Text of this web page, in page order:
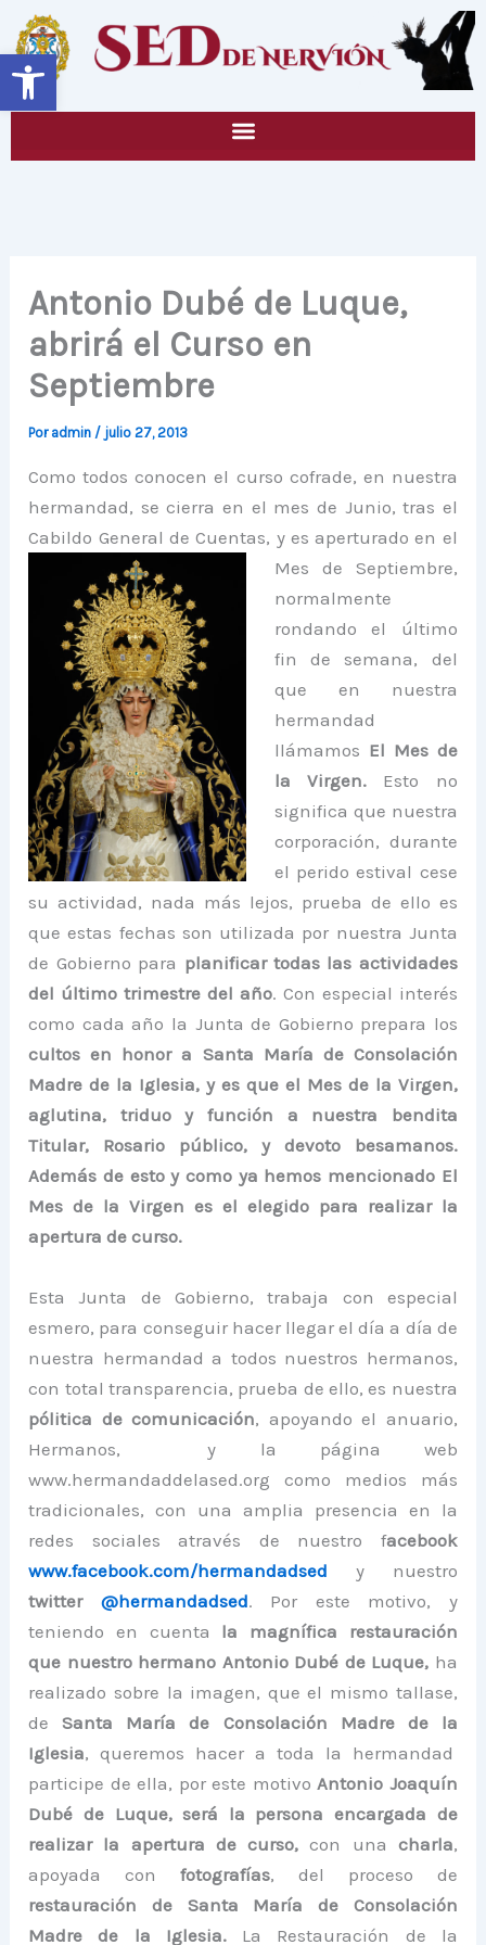
Abrir barra de herramientas
contenido
Antonio Dubé de Luque,
abrirá el Curso en
Septiembre
Por admin / julio 27, 2013
Como todos conocen el curso cofrade, en nuestra
hermandad, se cierra en el mes de Junio, tras el
Cabildo General de Cuentas, y es aperturado en el
Mes de Septiembre,
normalmente
rondando el último
fin de semana, del
que en nuestra
hermandad
llámamos El Mes de
la Virgen. Esto no
significa que nuestra
corporación, durante
el perido estival cese
su actividad, nada más lejos, prueba de ello es
que estas fechas son utilizada por nuestra Junta
de Gobierno para planificar todas las actividades
del último trimestre del año. Con especial interés
como cada año la Junta de Gobierno prepara los
cultos en honor a Santa María de Consolación
Madre de la Iglesia, y es que el Mes de la Virgen,
aglutina, triduo y función a nuestra bendita
Titular, Rosario público, y devoto besamanos.
Además de esto y como ya hemos mencionado El
Mes de la Virgen es el elegido para realizar la
apertura de curso.
Esta Junta de Gobierno, trabaja con especial
esmero, para conseguir hacer llegar el día a día de
nuestra hermandad a todos nuestros hermanos,
con total transparencia, prueba de ello, es nuestra
pólitica de comunicación, apoyando el anuario,
Hermanos, y la página web
www.hermandaddelased.org como medios más
tradicionales, con una amplia presencia en la
redes sociales através de nuestro facebook
www.facebook.com/hermandadsed
y nuestro
twitter @hermandadsed. Por este motivo, y
teniendo en cuenta la magnífica restauración
que nuestro hermano Antonio Dubé de Luque, ha
realizado sobre la imagen, que el mismo tallase,
deSanta María de Consolación Madre de la
Iglesia, queremos hacer a toda la hermandad
participe de ella, por este motivo Antonio Joaquín
Dubé de Luque, será la persona encargada de
realizar la apertura de curso, con una charla,
apoyada confotografías, del proceso de
restauración de Santa María de Consolación
Madre de la Iglesia. La Restauración de la